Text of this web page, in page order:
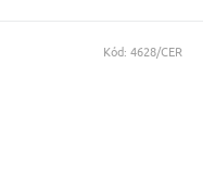
Kód: 4628/CER